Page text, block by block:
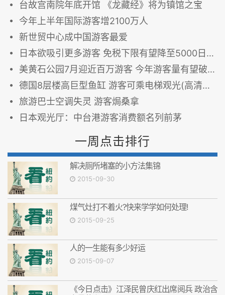
台故宫南院年底开馆 《龙藏经》将为镇馆之宝
今年上半年国际游客增2100万人
新世贸中心成中国游客最爱
日本欲吸引更多游客 免税下限有望降至5000日元
美黄石公园7月迎近百万游客 今年游客量有望破纪录
德国8层楼高巨型鱼缸 游客可乘电梯观光(高清组图)
旅游巴士空调失灵 游客焗桑拿
日本观光厅：中台港游客消费额名列前茅
一周点击排行
解决厕所堵塞的小方法集锦
2015-09-30
煤气灶打不着火?快来学学如何处理!
2015-09-25
人的一生能有多少好运
2015-09-07
《今日点击》江泽民曾庆红出席阅兵 政治含